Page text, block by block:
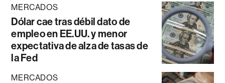
MERCADOS
Dólar cae tras débil dato de
empleo en EE.UU. y menor
expectativa de alza de tasas de
la Fed
MERCADOS